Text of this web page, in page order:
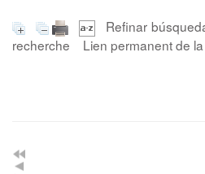
Refinar
recherche
Lien permanent de